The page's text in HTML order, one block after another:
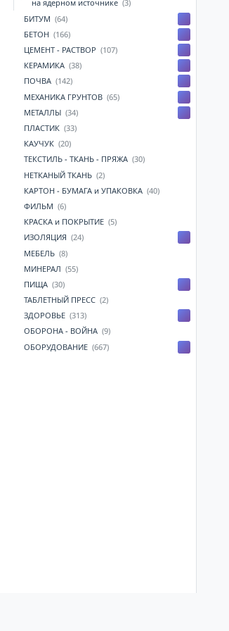
на ядерном источнике (3)
БИТУМ (64)
БЕТОН (166)
ЦЕМЕНТ - РАСТВОР (107)
КЕРАМИКА (38)
ПОЧВА (142)
МЕХАНИКА ГРУНТОВ (65)
МЕТАЛЛЫ (34)
ПЛАСТИК (33)
КАУЧУК (20)
ТЕКСТИЛЬ - ТКАНЬ - ПРЯЖА (30)
НЕТКАНЫЙ ТКАНЬ (2)
КАРТОН - БУМАГА и УПАКОВКА (40)
ФИЛЬМ (6)
КРАСКА и ПОКРЫТИЕ (5)
ИЗОЛЯЦИЯ (24)
МЕБЕЛЬ (8)
МИНЕРАЛ (55)
ПИЩА (30)
ТАБЛЕТНЫЙ ПРЕСС (2)
ЗДОРОВЬЕ (313)
ОБОРОНА - ВОЙНА (9)
ОБОРУДОВАНИЕ (667)